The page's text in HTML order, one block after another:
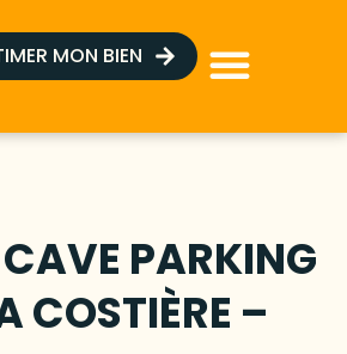
MON BIEN
PARKING
COSTIÈRE –